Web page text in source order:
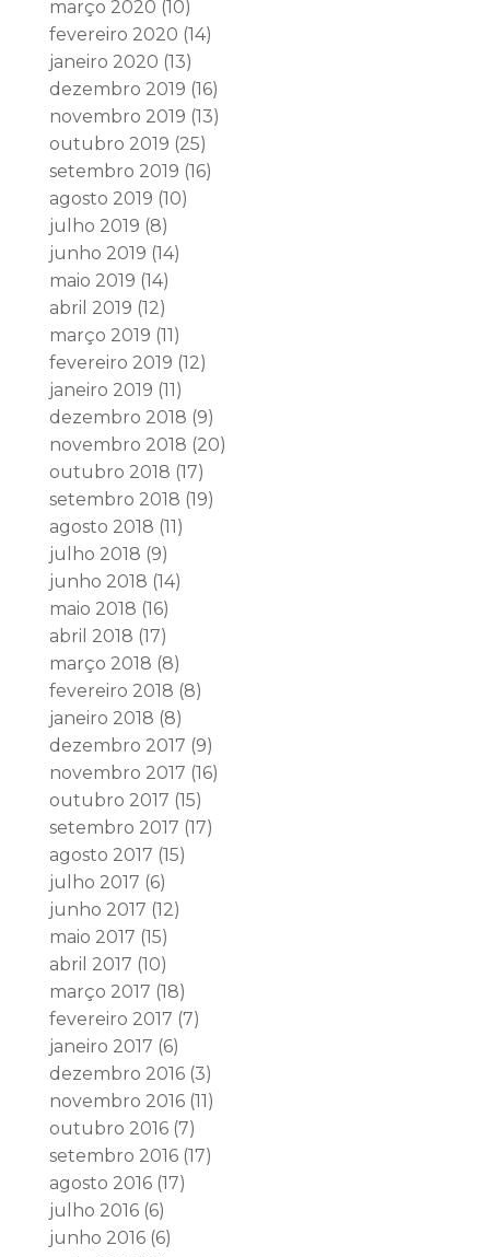
março 2020 (10)
fevereiro 2020 (14)
janeiro 2020 (13)
dezembro 2019 (16)
novembro 2019 (13)
outubro 2019 (25)
setembro 2019 (16)
agosto 2019 (10)
julho 2019 (8)
junho 2019 (14)
maio 2019 (14)
abril 2019 (12)
março 2019 (11)
fevereiro 2019 (12)
janeiro 2019 (11)
dezembro 2018 (9)
novembro 2018 (20)
outubro 2018 (17)
setembro 2018 (19)
agosto 2018 (11)
julho 2018 (9)
junho 2018 (14)
maio 2018 (16)
abril 2018 (17)
março 2018 (8)
fevereiro 2018 (8)
janeiro 2018 (8)
dezembro 2017 (9)
novembro 2017 (16)
outubro 2017 (15)
setembro 2017 (17)
agosto 2017 (15)
julho 2017 (6)
junho 2017 (12)
maio 2017 (15)
abril 2017 (10)
março 2017 (18)
fevereiro 2017 (7)
janeiro 2017 (6)
dezembro 2016(3)
novembro 2016(11)
outubro 2016(7)
setembro 2016(17)
agosto 2016(17)
julho 2016(6)
junho 2016(6)